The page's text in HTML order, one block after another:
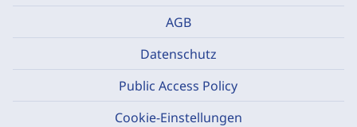
AGB
Datenschutz
Public Access Policy
Cookie-Einstellungen